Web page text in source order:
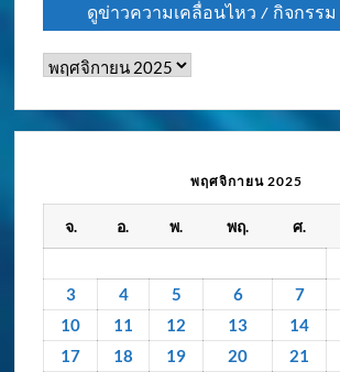
ดูข่าวความเคลื่อนไหว / กิจกรร
ดู
กิจกรรม
ย้อน
พฤศจิกายน 2025
จ. อ. พ. พฤ. ศ.
3
4 5 6 7
10
11 12 13 14
17
18 19 20 21